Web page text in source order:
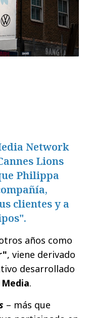
Network
Lions
Philippa
clientes y a
años como
, viene derivado
desarrollado
Media.
– más que